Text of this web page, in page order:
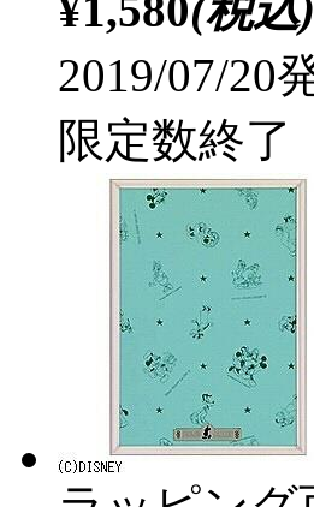
¥1,580(税込)
2019/07/20
限定数終了